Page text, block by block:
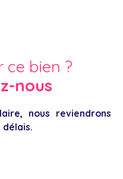
ce bien ?
nous
nous reviendrons
délais.